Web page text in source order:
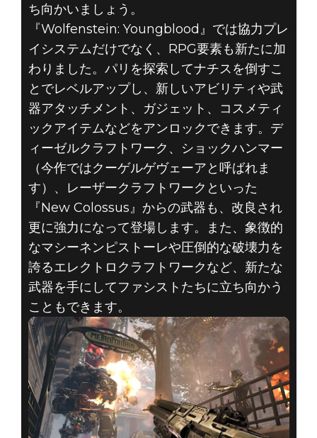
ち向かいましょう。
『Wolfenstein: Youngblood』では協力プレ
イシステムだけでなく、RPG要素も新たに加
わりました。パリを探索してナチスを倒すこ
とでレベルアップし、新しいアビリティや武
器アタッチメント、ガジェット、コスメティ
ックアイテムなどをアンロックできます。デ
ィーゼルクラフトワーク、ショックハンマー
（今作ではクーゲルゲヴェーアと呼ばれま
す）、レーザークラフトワークといった
『New Colossus』からの武器も、改良され
更に強力になって登場します。また、象徴的
なマシーネンピストーレや圧倒的な破壊力を
誇るエレクトロクラフトワークなど、新たな
武器を手にしてファシストたちに立ち向かう
こともできます。